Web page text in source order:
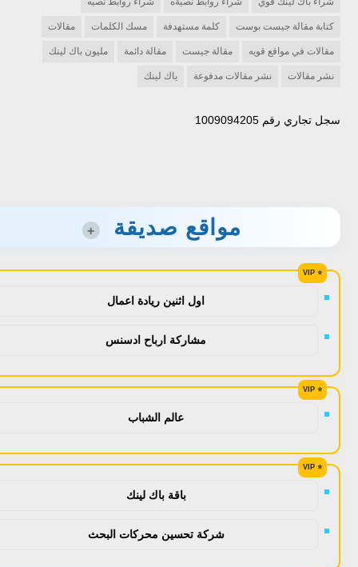
كتابة مقالة جيست بوست كلمة مستهدفة مسك الكلمات مقالات
مقالات في مواقع قويه مقالة جيست مقالة دائمة مليون باك لينك
نشر مقالات نشر مقالات مدفوعة ياك لينك
سجل تجاري رقم 1009094205
مواقع صديقة +
اول اثنين ريادة اعمال
مشاركة ارباح ادسنس
عالم الشباب
باقة باك لينك
شركة تحسين محركات البحث